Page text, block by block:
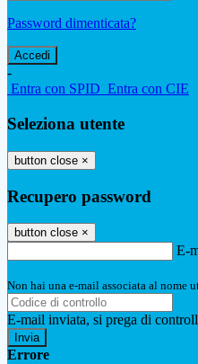
Password dimenticata?
-
Entra con SPID Entra con CIE
Seleziona utente
button close ×
Recupero password
button close ×
E-
Non hai una e-mail associata al nome
E-mail inviata, si prega di
Errore